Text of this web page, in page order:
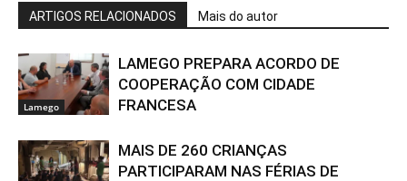
ARTIGOS RELACIONADOS Mais do autor
Lamego
LAMEGO PREPARA ACORDO DE
COOPERAÇÃO COM CIDADE
FRANCESA
MAIS DE 260 CRIANÇAS
PARTICIPARAM NAS FÉRIAS DE